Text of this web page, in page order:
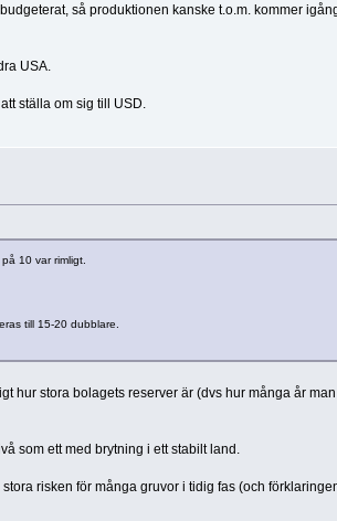
så produktionen kanske t.o.m. kommer
USA.
ställa om sig till USD.
10 var rimligt.
till 15-20 dubblare.
hur stora bolagets reserver är (dvs hur många år man
som ett med brytning i ett stabilt land.
risken för många gruvor i tidig fas (och förklaringen